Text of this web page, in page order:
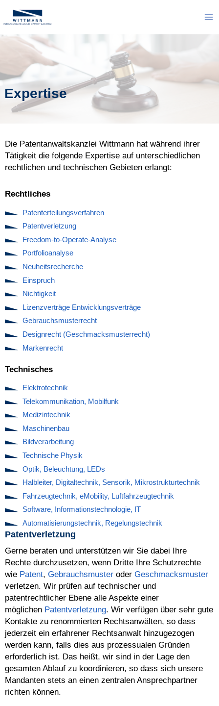
Inhalt
Expertise
Die Patentanwaltskanzlei Wittmann hat während ihrer
Tätigkeit die folgende Expertise auf unterschiedlichen
rechtlichen und technischen Gebieten erlangt:
Rechtliches
Patenterteilungsverfahren
Patentverletzung
Freedom‐to‐Operate‐Analyse
Portfolioanalyse
Neuheitsrecherche
Einspruch
Nichtigkeit
Lizenzverträge Entwicklungsverträge
Gebrauchsmusterrecht
Designrecht (Geschmacksmusterrecht)
Markenrecht
Technisches
Elektrotechnik
Telekommunikation, Mobilfunk
Medizintechnik
Maschinenbau
Bildverarbeitung
Technische Physik
Optik, Beleuchtung, LEDs
Halbleiter, Digitaltechnik, Sensorik, Mikrostrukturtechnik
Fahrzeugtechnik, eMobility, Luftfahrzeugtechnik
Software, Informationstechnologie, IT
Automatisierungstechnik, Regelungstechnik
Patentverletzung
Gerne beraten und unterstützen wir Sie dabei Ihre
Rechte durchzusetzen, wenn Dritte Ihre Schutzrechte
wie Patent, Gebrauchsmuster oder Geschmacksmuster
verletzen. Wir prüfen auf technischer und
patentrechtlicher Ebene alle Aspekte einer
möglichen Patentverletzung. Wir verfügen über sehr gute
Kontakte zu renommierten Rechtsanwälten, so dass
jederzeit ein erfahrener Rechtsanwalt hinzugezogen
werden kann, falls dies aus prozessualen Gründen
erforderlich ist. Das heißt, wir sind in der Lage den
gesamten Ablauf zu koordinieren, so dass sich unsere
Mandanten stets an einen zentralen Ansprechpartner
richten können.